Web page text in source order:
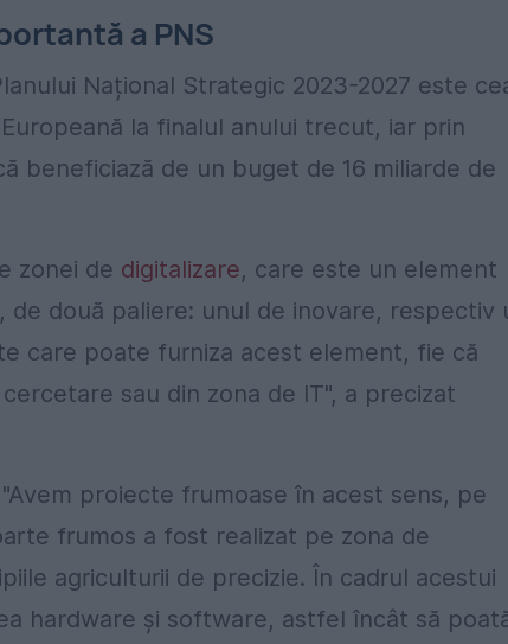
a PNS
Național Strategic 2023-2027 este
la finalul anului trecut, iar prin
beneficiază de un buget de 16 miliarde de
zonei de digitalizare, care este un element
două paliere: unul de inovare, respectiv
care poate furniza acest element, fie că
sau din zona de IT", a precizat
proiecte frumoase în acest sens, pe
frumos a fost realizat pe zona de
agriculturii de precizie. În cadrul acestui
hardware și software, astfel încât să